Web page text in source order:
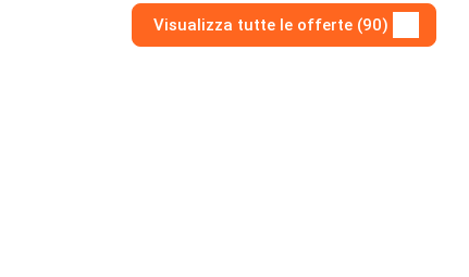
Visualizza tutte le offerte (90)